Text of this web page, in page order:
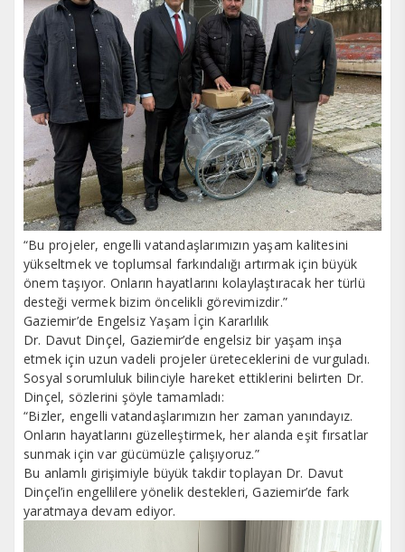
“Bu projeler, engelli vatandaşlarımızın yaşam kalitesini
yükseltmek ve toplumsal farkındalığı artırmak için büyük
önem taşıyor. Onların hayatlarını kolaylaştıracak her türlü
desteği vermek bizim öncelikli görevimizdir.”
Gaziemir’de Engelsiz Yaşam İçin Kararlılık
Dr. Davut Dinçel, Gaziemir’de engelsiz bir yaşam inşa
etmek için uzun vadeli projeler üreteceklerini de vurguladı.
Sosyal sorumluluk bilinciyle hareket ettiklerini belirten Dr.
Dinçel, sözlerini şöyle tamamladı:
“Bizler, engelli vatandaşlarımızın her zaman yanındayız.
Onların hayatlarını güzelleştirmek, her alanda eşit fırsatlar
sunmak için var gücümüzle çalışıyoruz.”
Bu anlamlı girişimiyle büyük takdir toplayan Dr. Davut
Dinçel’in engellilere yönelik destekleri, Gaziemir’de fark
yaratmaya devam ediyor.